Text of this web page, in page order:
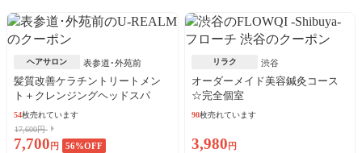
ヘアサロン 表参道･外苑前
髪質改善ケラチントリートメン
ト＋クレンジングヘッドスパ
54枚売れています
17,600円
7,700 円 56%OFF
リラク 渋谷
オーダーメイド美容鍼灸コース
☆完全個室
90枚売れています
3,980 円